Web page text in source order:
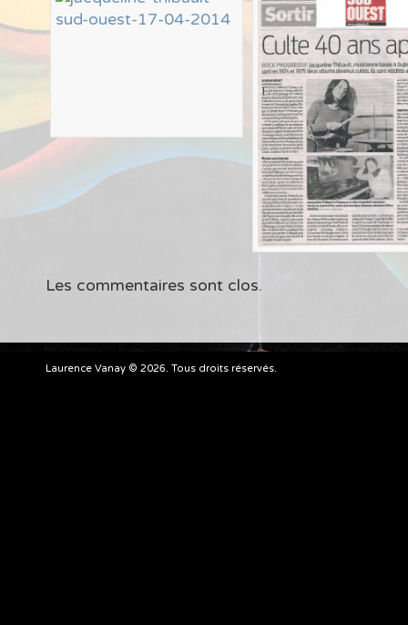
Les commentaires sont clos.
Laurence Vanay © 2026. Tous droits réservés.